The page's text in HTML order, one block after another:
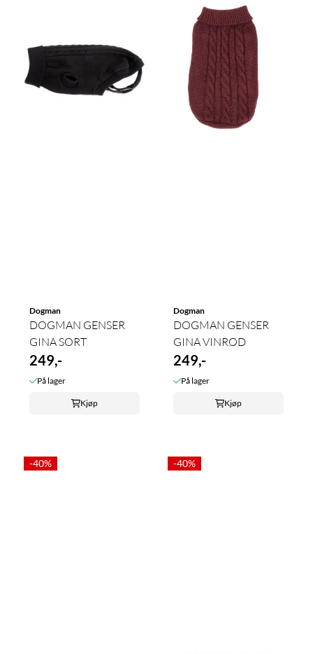
Dogman
DOGMAN GENSER
GINA SORT
249,-
På lager
Kjøp
Dogman
DOGMAN GENSER
GINA VINRØD
249,-
På lager
Kjøp
-40% -40%